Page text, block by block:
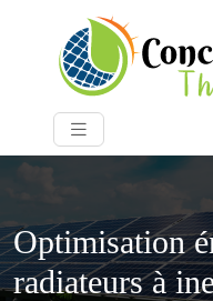
Optimisation
radiateurs à